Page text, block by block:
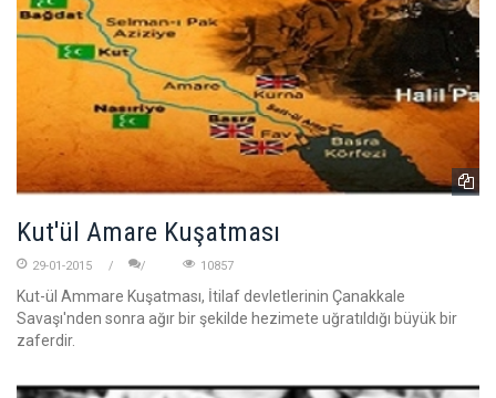
Kut'ül Amare Kuşatması
29-01-2015 10857
Kut-ül Ammare Kuşatması, İtilaf devletlerinin Çanakkale
Savaşı'nden sonra ağır bir şekilde hezimete uğratıldığı büyük bir
zaferdir.